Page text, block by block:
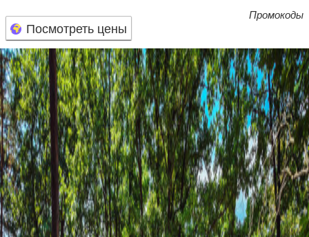
Посмотреть цены
Промокоды